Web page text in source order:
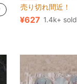
売り切れ間近！
¥627 1.4k+ sold